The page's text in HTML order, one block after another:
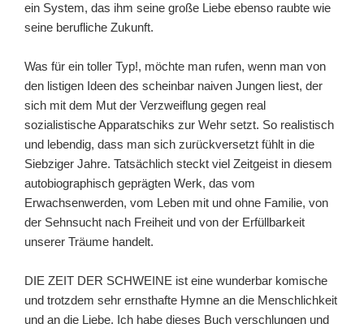
ein System, das ihm seine große Liebe ebenso raubte wie
seine berufliche Zukunft.
Was für ein toller Typ!, möchte man rufen, wenn man von
den listigen Ideen des scheinbar naiven Jungen liest, der
sich mit dem Mut der Verzweiflung gegen real
sozialistische Apparatschiks zur Wehr setzt. So realistisch
und lebendig, dass man sich zurückversetzt fühlt in die
Siebziger Jahre. Tatsächlich steckt viel Zeitgeist in diesem
autobiographisch geprägten Werk, das vom
Erwachsenwerden, vom Leben mit und ohne Familie, von
der Sehnsucht nach Freiheit und von der Erfüllbarkeit
unserer Träume handelt.
DIE ZEIT DER SCHWEINE ist eine wunderbar komische
und trotzdem sehr ernsthafte Hymne an die Menschlichkeit
und an die Liebe. Ich habe dieses Buch verschlungen und